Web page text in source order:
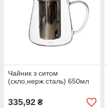
Чайник з ситом
(скло,нерж.сталь) 650мл
335,92 ₴